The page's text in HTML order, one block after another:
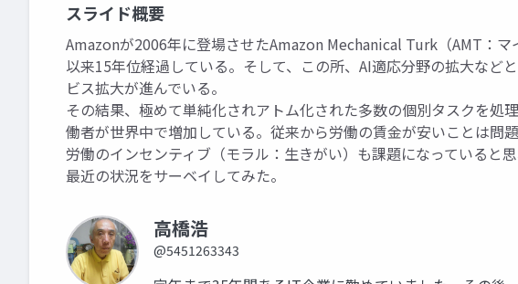
スライド概要
Amazonが2006年に登場させたAmazon Mechanical Turk（AMT：
以来15年位経過している。そして、この所、AI適応分野の拡大など
ビス拡大が進んでいる。
その結果、極めて単純化されアトム化された多数の個別タスクを処
働者が世界中で増加している。従来から労働の賃金が安いことは問
労働のインセンティブ（モラル：生きがい）も課題になっていると
最近の状況をサーベイしてみた。
高橋浩
@5451263343